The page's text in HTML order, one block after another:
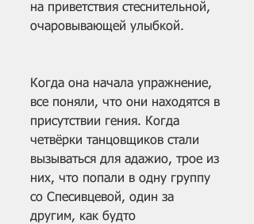
на приветствия стеснительной,
очаровывающей улыбкой.
Когда она начала упражнение,
все поняли, что они находятся в
присутствии гения. Когда
четвёрки танцовщиков стали
вызываться для адажио, трое из
них, что попали в одну группу
со Спесивцевой, один за
другим, как будто